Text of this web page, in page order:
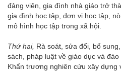
đảng viên, gia đình nhà giáo trở
gia đình học tập, đơn vị học tập,
mô hình học tập trong xã hội.
Thứ hai, Rà soát, sửa đổi, bổ
sách, pháp luật về giáo dục và
Khẩn trương nghiên cứu xây dựng